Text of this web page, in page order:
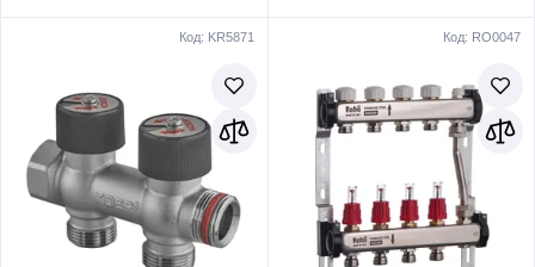
KOER
Тип изделия
Вид изделия
Коллектор
вентильный
Назначение
отопления
Торговая марка
KOER
Тип изделия
Коллекторы
Вид изделия
Коллектор
вентильный
Назначение
Для систем
отопления
Код: KR5871 Код: RO0047